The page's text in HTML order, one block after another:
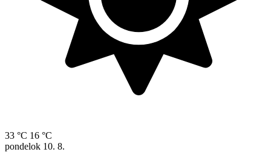
33 °C 16 °C
pondelok 10. 8.